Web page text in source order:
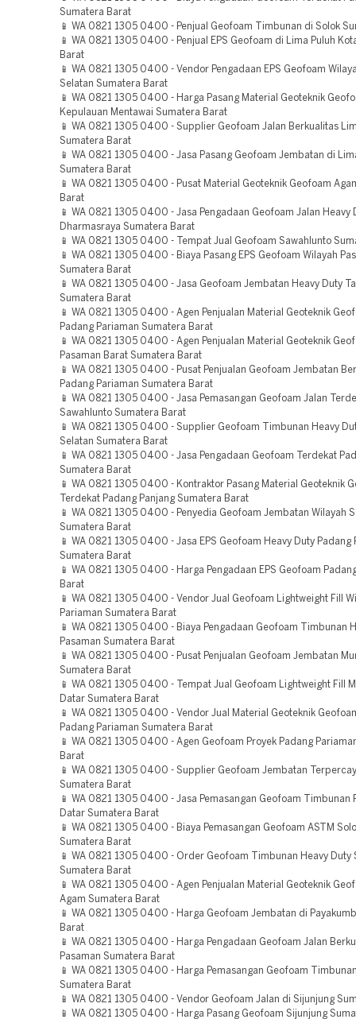
Sumatera Barat
📱 WA 0821 1305 0400 - Penjual Geofoam Timbunan di Solok
📱 WA 0821 1305 0400 - Penjual EPS Geofoam di Lima Puluh
Barat
📱 WA 0821 1305 0400 - Vendor Pengadaan EPS Geofoam
Selatan Sumatera Barat
📱 WA 0821 1305 0400 - Harga Pasang Material Geoteknik
Kepulauan Mentawai Sumatera Barat
📱 WA 0821 1305 0400 - Supplier Geofoam Jalan Berkualitas
Sumatera Barat
📱 WA 0821 1305 0400 - Jasa Pasang Geofoam Jembatan di
Sumatera Barat
📱 WA 0821 1305 0400 - Pusat Material Geoteknik Geofoam
Barat
📱 WA 0821 1305 0400 - Jasa Pengadaan Geofoam Jalan Heavy
Dharmasraya Sumatera Barat
📱 WA 0821 1305 0400 - Tempat Jual Geofoam Sawahlunto
📱 WA 0821 1305 0400 - Biaya Pasang EPS Geofoam Wilayah
Sumatera Barat
📱 WA 0821 1305 0400 - Jasa Geofoam Jembatan Heavy Duty
Sumatera Barat
📱 WA 0821 1305 0400 - Agen Penjualan Material Geoteknik
Padang Pariaman Sumatera Barat
📱 WA 0821 1305 0400 - Agen Penjualan Material Geoteknik
Pasaman Barat Sumatera Barat
📱 WA 0821 1305 0400 - Pusat Penjualan Geofoam Jembatan
Padang Pariaman Sumatera Barat
📱 WA 0821 1305 0400 - Jasa Pemasangan Geofoam Jalan
Sawahlunto Sumatera Barat
📱 WA 0821 1305 0400 - Supplier Geofoam Timbunan Heavy
Selatan Sumatera Barat
📱 WA 0821 1305 0400 - Jasa Pengadaan Geofoam Terdekat
Sumatera Barat
📱 WA 0821 1305 0400 - Kontraktor Pasang Material Geoteknik
Terdekat Padang Panjang Sumatera Barat
📱 WA 0821 1305 0400 - Penyedia Geofoam Jembatan Wilayah
Sumatera Barat
📱 WA 0821 1305 0400 - Jasa EPS Geofoam Heavy Duty Padang
Sumatera Barat
📱 WA 0821 1305 0400 - Harga Pengadaan EPS Geofoam
Barat
📱 WA 0821 1305 0400 - Vendor Jual Geofoam Lightweight Fill
Pariaman Sumatera Barat
📱 WA 0821 1305 0400 - Biaya Pengadaan Geofoam Timbunan
Pasaman Sumatera Barat
📱 WA 0821 1305 0400 - Pusat Penjualan Geofoam Jembatan
Sumatera Barat
📱 WA 0821 1305 0400 - Tempat Jual Geofoam Lightweight Fill
Datar Sumatera Barat
📱 WA 0821 1305 0400 - Vendor Jual Material Geoteknik
Padang Pariaman Sumatera Barat
📱 WA 0821 1305 0400 - Agen Geofoam Proyek Padang
Barat
📱 WA 0821 1305 0400 - Supplier Geofoam Jembatan
Sumatera Barat
📱 WA 0821 1305 0400 - Jasa Pemasangan Geofoam Timbunan
Datar Sumatera Barat
📱 WA 0821 1305 0400 - Biaya Pemasangan Geofoam ASTM
Sumatera Barat
📱 WA 0821 1305 0400 - Order Geofoam Timbunan Heavy Duty
Sumatera Barat
📱 WA 0821 1305 0400 - Agen Penjualan Material Geoteknik
Agam Sumatera Barat
📱 WA 0821 1305 0400 - Harga Geofoam Jembatan di
Barat
📱 WA 0821 1305 0400 - Harga Pengadaan Geofoam Jalan
Pasaman Sumatera Barat
📱 WA 0821 1305 0400 - Harga Pemasangan Geofoam
Sumatera Barat
📱 WA 0821 1305 0400 - Vendor Geofoam Jalan di Sijunjung
📱 WA 0821 1305 0400 - Harga Pasang Geofoam Sijunjung